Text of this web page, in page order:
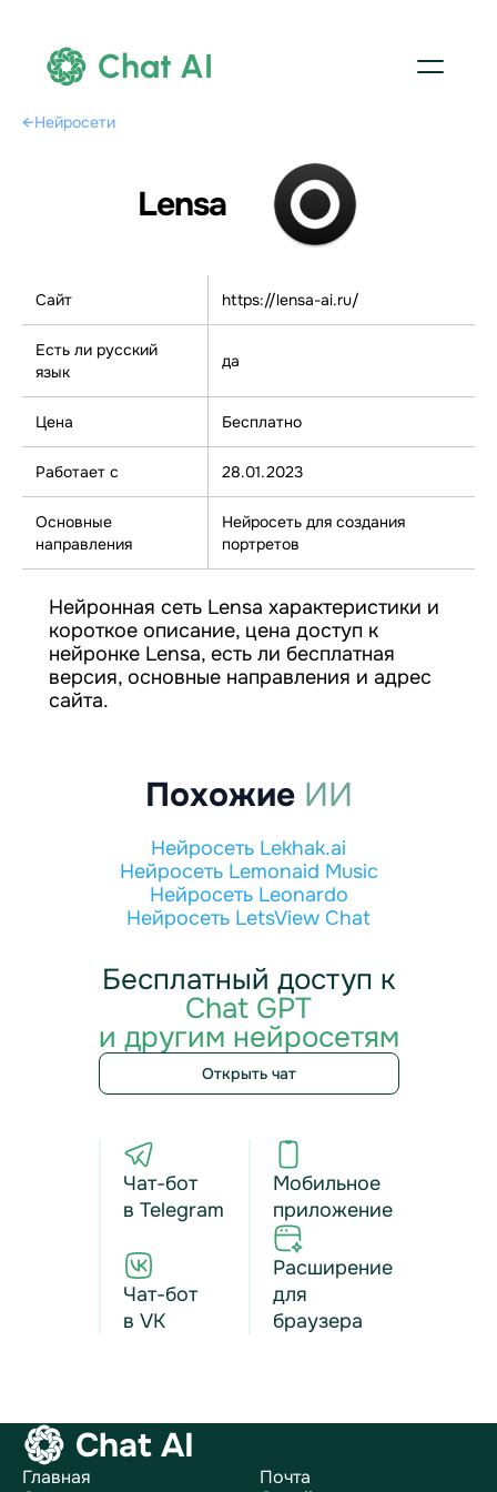
Chat AI
←Нейросети
Lensa
Сайт https://lensa-ai.ru/
Есть ли русский
язык
да
Цена Бесплатно
Работает с 28.01.2023
Основные
направления
Нейросеть для создания
портретов
Нейронная сеть Lensa характеристики и
короткое описание, цена доступ к
нейронке Lensa, есть ли бесплатная
версия, основные направления и адрес
сайта.
Похожие ИИ
Нейросеть Lekhak.ai
Нейросеть Lemonaid Music
Нейросеть Leonardo
Нейросеть LetsView Chat
Бесплатный доступ к
Chat GPT
и другим нейросетям
Открыть чат
Чат-бот
в Telegram
Чат-бот
в VK
Мобильное
приложение
Расширение
для
браузера
Chat AI
Главная
Почта